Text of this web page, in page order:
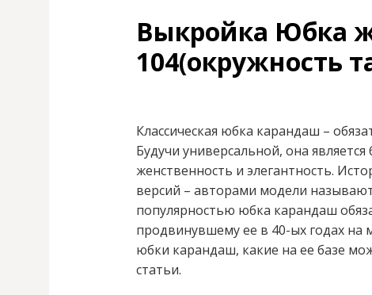
Выкройка Юбка
104(окружность
Классическая юбка карандаш –
Будучи универсальной, она
женственность и элегантность.
версий – авторами модели
популярностью юбка карандаш
продвинувшему ее в 40-ых годах на
юбки карандаш, какие на ее базе
статьи.